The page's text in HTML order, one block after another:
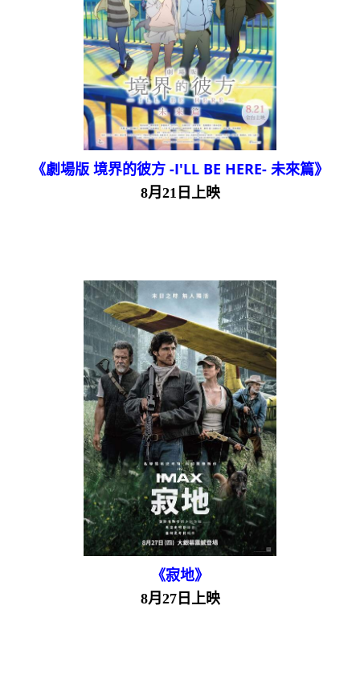
《劇場版 境界的彼方 -I'LL BE HERE- 未來篇》
8月21日上映
《寂地》
8月27日上映